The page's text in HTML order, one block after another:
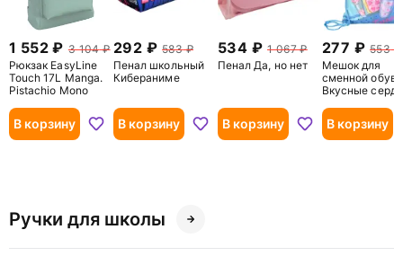
1 552
3 104
Рюкзак EasyLine
Touch 17L Manga.
Pistachio Mono
В корзину
292
583
Пенал школьный
Кибераниме
В корзину
534
1 067
Пенал Да, но нет
В корзину
277
553
Мешок для
сменной обуви
Вкусные
В корзину
Ручки для школы